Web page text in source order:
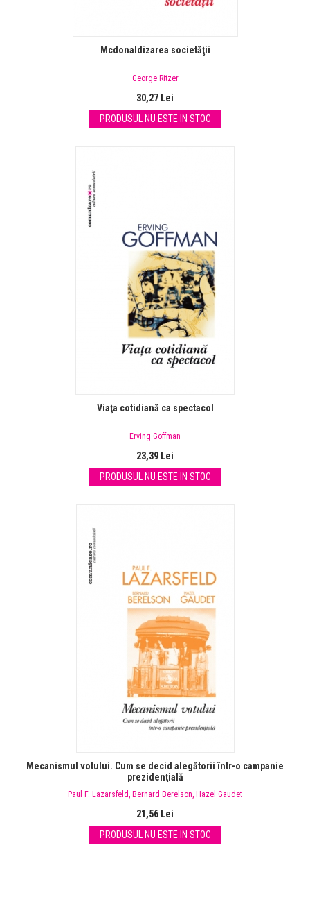
Mcdonaldizarea societăţii
George Ritzer
30,27 Lei
PRODUSUL NU ESTE IN STOC
Viaţa cotidiană ca spectacol
Erving Goffman
23,39 Lei
PRODUSUL NU ESTE IN STOC
Mecanismul votului. Cum se decid alegătorii într-o campanie
prezidenţială
Paul F. Lazarsfeld, Bernard Berelson, Hazel Gaudet
21,56 Lei
PRODUSUL NU ESTE IN STOC